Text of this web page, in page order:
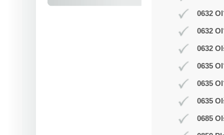
0632
0632
0632
0635
0635
0635
0685